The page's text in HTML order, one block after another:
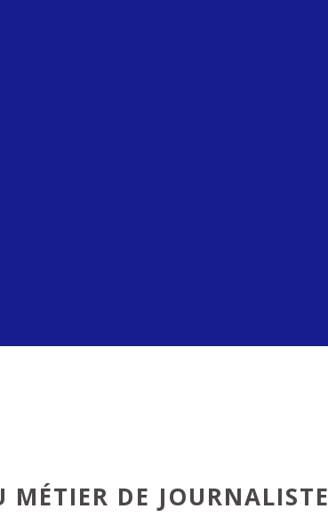
MÉTIER DE JOURNALISTE